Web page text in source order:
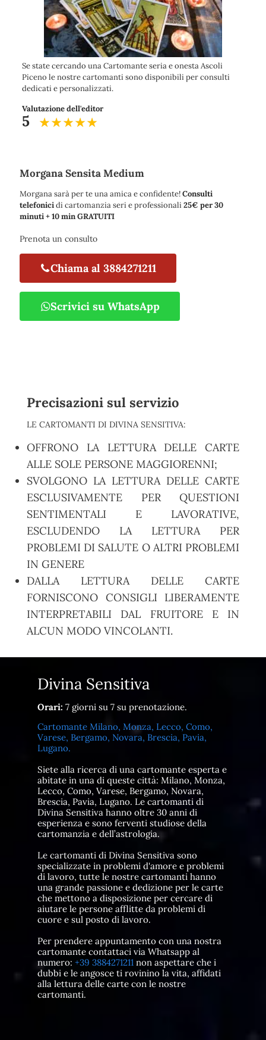
Se state cercando una Cartomante seria e onesta Ascoli
Piceno le nostre cartomanti sono disponibili per consulti
dedicati e personalizzati.
Valutazione dell'editor
5
Morgana Sensita Medium
Morgana sarà per te una amica e confidente!Consulti
telefonicidi cartomanzia seri e professionali25€ per 30
minuti + 10 min GRATUITI
Prenota un consulto
Chiama al 3884271211
Scrivici su WhatsApp
Precisazioni sul servizio
LE CARTOMANTI DI DIVINA SENSITIVA:
OFFRONO LA LETTURA DELLE CARTE
ALLE SOLE PERSONE MAGGIORENNI;
SVOLGONO LA LETTURA DELLE CARTE
ESCLUSIVAMENTE PER QUESTIONI
SENTIMENTALI E LAVORATIVE,
ESCLUDENDO LA LETTURA PER
PROBLEMI DI SALUTE O ALTRI PROBLEMI
IN GENERE
DALLA LETTURA DELLE CARTE
FORNISCONO CONSIGLI LIBERAMENTE
INTERPRETABILI DAL FRUITORE E IN
ALCUN MODO VINCOLANTI.
Divina Sensitiva
Orari: 7 giorni su 7 su prenotazione.
Cartomante Milano, Monza, Lecco, Como,
Varese, Bergamo, Novara, Brescia, Pavia,
Lugano.
Siete alla ricerca di una cartomante esperta e
abitate in una di queste città: Milano, Monza,
Lecco, Como, Varese, Bergamo, Novara,
Brescia, Pavia, Lugano. Le cartomanti di
Divina Sensitiva hanno oltre 30 anni di
esperienza e sono ferventi studiose della
cartomanzia e dell’astrologia.
Le cartomanti di Divina Sensitiva sono
specializzate in problemi d'amore e problemi
di lavoro, tutte le nostre cartomanti hanno
una grande passione e dedizione per le carte
che mettono a disposizione per cercare di
aiutare le persone afflitte da problemi di
cuore e sul posto di lavoro.
Per prendere appuntamento con una nostra
cartomante contattaci via Whatsapp al
numero: +39 3884271211 non aspettare che i
dubbi e le angosce ti rovinino la vita, affidati
alla lettura delle carte con le nostre
cartomanti.